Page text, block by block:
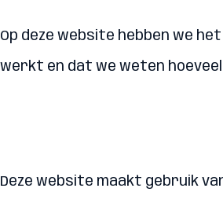
Op deze website hebben we
werkt en dat we weten hoeveel
Deze website maakt gebruik